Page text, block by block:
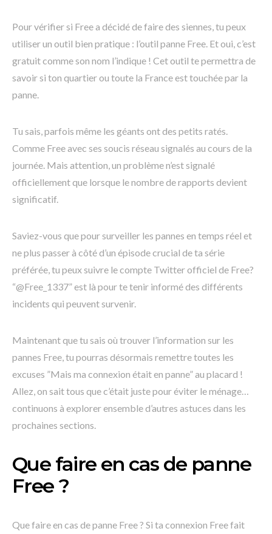
Pour vérifier si Free a décidé de faire des siennes, tu peux
utiliser un outil bien pratique : l’outil panne Free. Et oui, c’est
gratuit comme son nom l’indique ! Cet outil te permettra de
savoir si ton quartier ou toute la France est touchée par la
panne.
Tu sais, parfois même les géants ont des petits ratés.
Comme Free avec ses soucis réseau signalés au cours de la
journée. Mais attention, un problème n’est signalé
officiellement que lorsque le nombre de rapports devient
significatif.
Saviez-vous que pour surveiller les pannes en temps réel et
ne plus passer à côté d’un épisode crucial de ta série
préférée, tu peux suivre le compte Twitter officiel de Free?
“@Free_1337” est là pour te tenir informé des différents
incidents qui peuvent survenir.
Maintenant que tu sais où trouver l’information sur les
pannes Free, tu pourras désormais remettre toutes les
excuses ”Mais ma connexion était en panne” au placard !
Allez, on sait tous que c’était juste pour éviter le ménage…
continuons à explorer ensemble d’autres astuces dans les
prochaines sections.
Que faire en cas de panne
Free ?
Que faire en cas de panne Free ? Si ta connexion Free fait